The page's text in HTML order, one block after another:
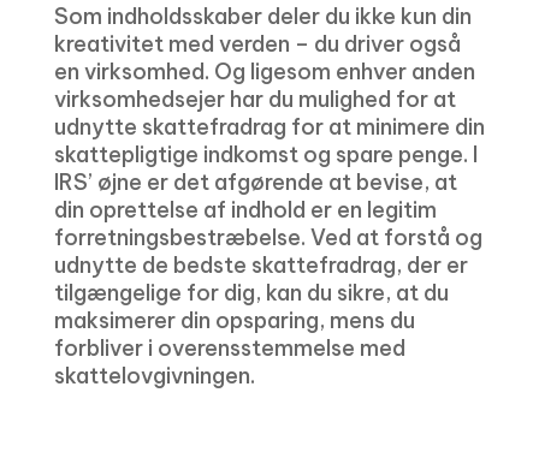
Som indholdsskaber deler du ikke kun din
kreativitet med verden – du driver også
en virksomhed. Og ligesom enhver anden
virksomhedsejer har du mulighed for at
udnytte skattefradrag for at minimere din
skattepligtige indkomst og spare penge. I
IRS’ øjne er det afgørende at bevise, at
din oprettelse af indhold er en legitim
forretningsbestræbelse. Ved at forstå og
udnytte de bedste skattefradrag, der er
tilgængelige for dig, kan du sikre, at du
maksimerer din opsparing, mens du
forbliver i overensstemmelse med
skattelovgivningen.